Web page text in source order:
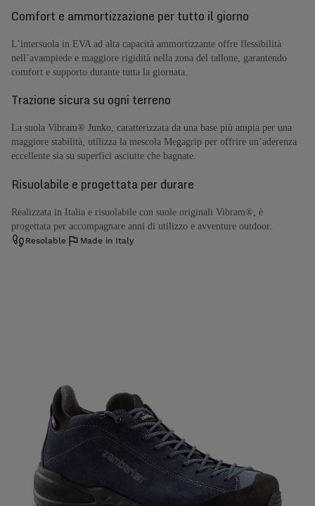
Comfort e ammortizzazione per tutto il giorno
L’intersuola in EVA ad alta capacità ammortizzante offre flessibilità
nell’avampiede e maggiore rigidità nella zona del tallone, garantendo
comfort e supporto durante tutta la giornata.
Trazione sicura su ogni terreno
La suola Vibram® Junko, caratterizzata da una base più ampia per una
maggiore stabilità, utilizza la mescola Megagrip per offrire un’aderenza
eccellente sia su superfici asciutte che bagnate.
Risuolabile e progettata per durare
Realizzata in Italia e risuolabile con suole originali Vibram®, è
progettata per accompagnare anni di utilizzo e avventure outdoor.
Resolable Made in Italy